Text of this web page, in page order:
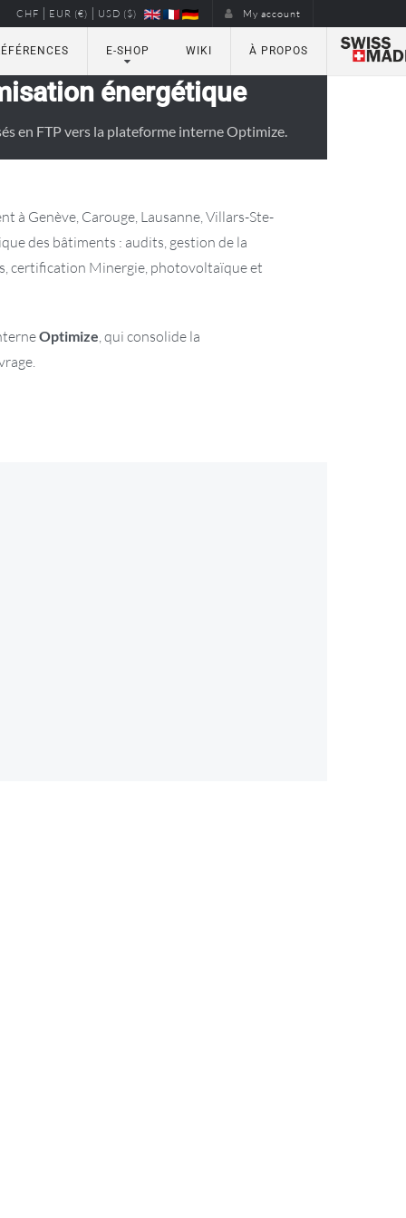
CHF | EUR (€) | USD ($) My account
E-SHOP WIKI À PROPOS
énergétique
en FTP vers la plateforme interne Optimize.
à Genève, Carouge, Lausanne, Villars-Ste-
des bâtiments : audits, gestion de la
certification Minergie, photovoltaïque et
Optimize, qui consolide la